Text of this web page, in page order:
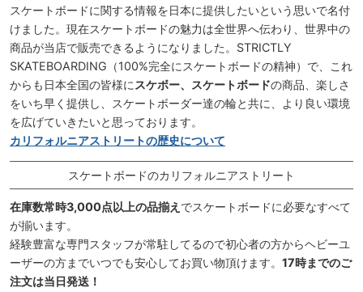
スケートボードに関する情報を日本に提供したいという思いで名付
けました。現在スケートボードの魅力は全世界へ伝わり、世界中の
商品が当店で販売できるようになりました。STRICTLY
SKATEBOARDING（100%完全にスケートボードの精神）で、これ
からも日本全国の皆様に スケボー、スケートボードの商品、楽しさ
をいち早く提供し、スケートボーダー達の輪と共に、より良い環境
を広げていきたいと思っております。
カリフォルニアストリートの歴史について
スケートボードのカリフォルニアストリート
在庫数常時3,000点以上の品揃え でスケートボードに必要なすべて
が揃います。
経験豊富な専門スタッフが常駐してるので初心者の方からヘビーユ
ーザーの方までいつでも安心してお買い物頂けます。 17時までのご
注文は当日発送！